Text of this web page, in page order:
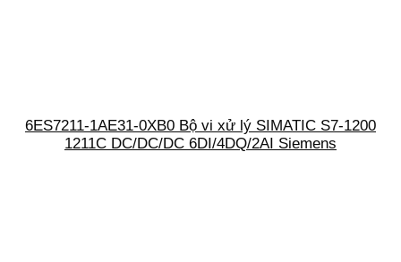
6ES7211-1AE31-0XB0 Bộ vi xử lý SIMATIC S7-1200
1211C DC/DC/DC 6DI/4DQ/2AI Siemens